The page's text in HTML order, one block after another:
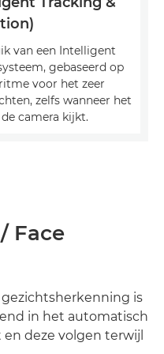
van een Intelligent
gebaseerd op
voor het zeer
zelfs wanneer het
camera kijkt.
Face
is
in het automatisch
deze volgen terwijl